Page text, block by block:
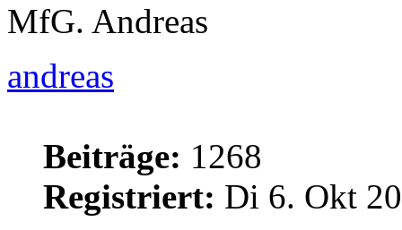
MfG. Andreas
andreas
Beiträge: 1268
Registriert: Di 6. Okt